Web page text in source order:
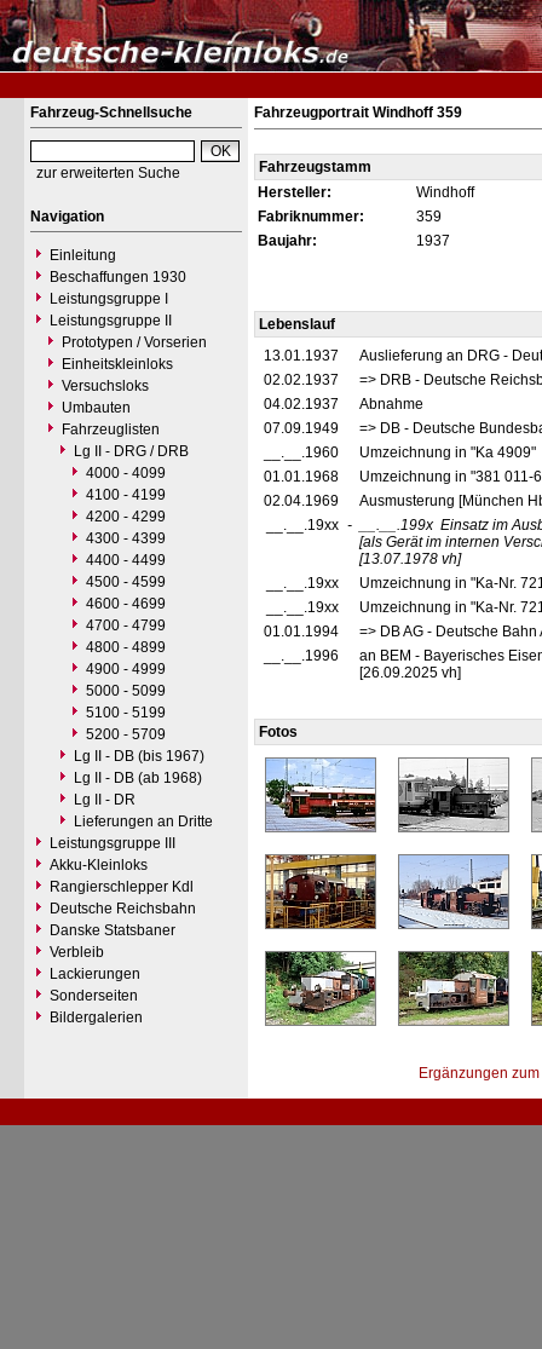
Fahrzeug-Schnellsuche
zur erweiterten Suche
Navigation
Einleitung
Beschaffungen 1930
Leistungsgruppe I
Leistungsgruppe II
Prototypen / Vorserien
Einheitskleinloks
Versuchsloks
Umbauten
Fahrzeuglisten
Lg II - DRG / DRB
4000 - 4099
4100 - 4199
4200 - 4299
4300 - 4399
4400 - 4499
4500 - 4599
4600 - 4699
4700 - 4799
4800 - 4899
4900 - 4999
5000 - 5099
5100 - 5199
5200 - 5709
Lg II - DB (bis 1967)
Lg II - DB (ab 1968)
Lg II - DR
Lieferungen an Dritte
Leistungsgruppe III
Akku-Kleinloks
Rangierschlepper Kdl
Deutsche Reichsbahn
Danske Statsbaner
Verbleib
Lackierungen
Sonderseiten
Bildergalerien
Fahrzeugportrait Windhoff 359
Fahrzeugstamm
Hersteller:
Windhoff
Fabriknummer:
359
Baujahr:
1937
Lebenslauf
13.01.1937
Auslieferung an DRG -
02.02.1937
=> DRB - Deutsche
04.02.1937
Abnahme
07.09.1949
=> DB - Deutsche
__.__.1960
Umzeichnung in "Ka 4909"
01.01.1968
Umzeichnung in "381 011-
02.04.1969
Ausmusterung [München
__.__.19xx - __.__.199x Einsatz im
[als Gerät im internen
[13.07.1978 vh]
__.__.19xx
Umzeichnung in "Ka-Nr.
__.__.19xx
Umzeichnung in "Ka-Nr.
01.01.1994
=> DB AG - Deutsche
__.__.1996
an BEM - Bayerisches
[26.09.2025 vh]
Fotos
Ergänzungen